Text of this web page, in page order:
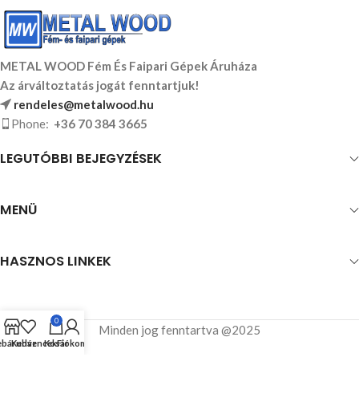
METAL WOOD Fém És Faipari Gépek Áruháza
Az árváltoztatás jogát fenntartjuk!
rendeles@metalwood.hu
Phone: +36 70 384 3665
LEGUTÓBBI BEJEGYZÉSEK
MENÜ
HASZNOS LINKEK
Minden jog fenntartva @2025
Kedvencek
0
KosárFiókom